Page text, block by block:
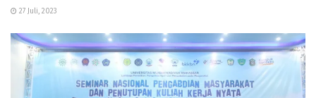
27 Juli, 2023